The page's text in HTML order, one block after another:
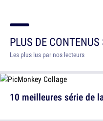
PLUS DE CONTENUS
Les plus lus par nos lecteurs
10 meilleures série de